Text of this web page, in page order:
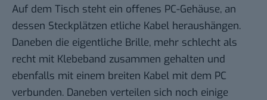
Auf dem Tisch steht ein offenes PC-Gehäuse, an
dessen Steckplätzen etliche Kabel heraushängen.
Daneben die eigentliche Brille, mehr schlecht als
recht mit Klebeband zusammen gehalten und
ebenfalls mit einem breiten Kabel mit dem PC
verbunden. Daneben verteilen sich noch einige